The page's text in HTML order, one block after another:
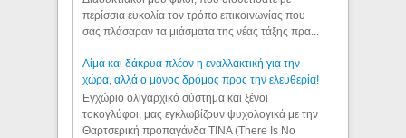
περίσσια ευκολία τον τρόπο επικοινωνίας που
σας πλάσαραν τα μιάσματα της νέας τάξης πρα...
Αίμα και δάκρυα πλέον η εναλλακτική για την
χώρα, αλλά ο μόνος δρόμος προς την ελευθερία!
Εγχώριο ολιγαρχικό σύστημα και ξένοι
τοκογλύφοι, μας εγκλωβίζουν ψυχολογικά με την
Θαρτσερική προπαγάνδα TINA (There Is No